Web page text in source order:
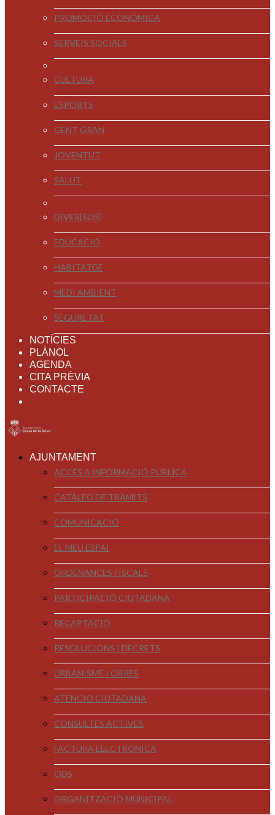
PROMOCIÓ ECONÒMICA
SERVEIS SOCIALS
CULTURA
ESPORTS
GENT GRAN
JOVENTUT
SALUT
DIVER[SOS]
EDUCACIÓ
HABITATGE
MEDI AMBIENT
SEGURETAT
NOTÍCIES
PLÀNOL
AGENDA
CITA PRÈVIA
CONTACTE
AJUNTAMENT
ACCÉS A INFORMACIÓ PÚBLICA
CATÀLEG DE TRÀMITS
COMUNICACIÓ
EL MEU ESPAI
ORDENANCES FISCALS
PARTICIPACIÓ CIUTADANA
RECAPTACIÓ
RESOLUCIONS I DECRETS
URBANISME I OBRES
ATENCIÓ CIUTADANA
CONSULTES ACTIVES
FACTURA ELECTRÒNICA
ODS
ORGANITZACIÓ MUNICIPAL